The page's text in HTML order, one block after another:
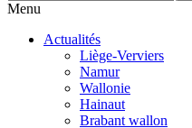
Menu
Actualités
Liège-Verviers
Namur
Wallonie
Hainaut
Brabant wallon